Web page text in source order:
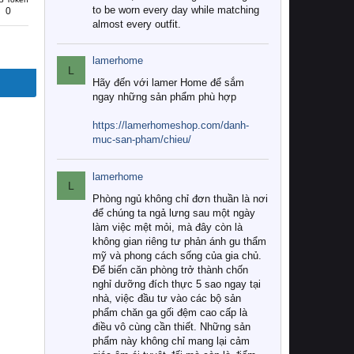
0
to be worn every day while matching
almost every outfit.
L
lamerhome
Hãy đến với lamer Home để sắm
ngay những sản phẩm phù hợp
https://lamerhomeshop.com/danh-
muc-san-pham/chieu/
L
lamerhome
Phòng ngủ không chỉ đơn thuần là nơi
để chúng ta ngả lưng sau một ngày
làm việc mệt mỏi, mà đây còn là
không gian riêng tư phản ánh gu thẩm
mỹ và phong cách sống của gia chủ.
Để biến căn phòng trở thành chốn
nghỉ dưỡng đích thực 5 sao ngay tại
nhà, việc đầu tư vào các bộ sản
phẩm chăn ga gối đệm cao cấp là
điều vô cùng cần thiết. Những sản
phẩm này không chỉ mang lại cảm